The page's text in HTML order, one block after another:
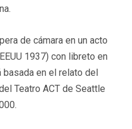
de cámara en un acto
1937) con libreto en
basada en el relato del
Teatro ACT de Seattle